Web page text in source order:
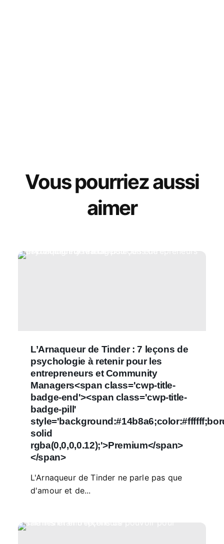
Vous pourriez aussi
aimer
L’Arnaqueur de Tinder : 7 leçons de
psychologie à retenir pour les
entrepreneurs et Community
Managers<span class='cwp-title-
badge-end'><span class='cwp-title-
badge-pill'
solid
rgba(0,0,0,0.12);'>Premium</span>
</span>
L'Arnaqueur de Tinder ne parle pas que
d'amour et de...